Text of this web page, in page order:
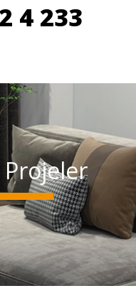
4 233
Projeler